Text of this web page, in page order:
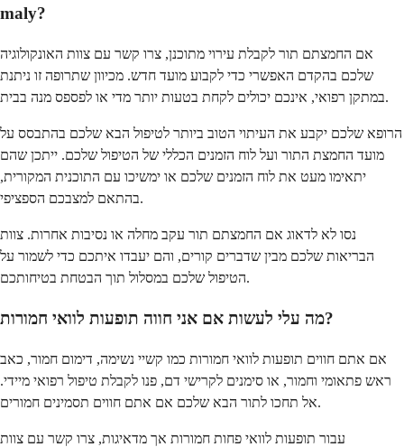
maly?
אם החמצתם תור לקבלת עירוי מתוכנן, צרו קשר עם צוות האונקולוגיה
שלכם בהקדם האפשרי כדי לקבוע מועד חדש. מכיוון שתרופה זו ניתנת
במתקן רפואי, אינכם יכולים לקחת בטעות יותר מדי או לפספס מנה בבית.
הרופא שלכם יקבע את העיתוי הטוב ביותר לטיפול הבא שלכם בהתבסס על
מועד החמצת התור ועל לוח הזמנים הכללי של הטיפול שלכם. ייתכן שהם
יתאימו מעט את לוח הזמנים שלכם או ימשיכו עם התוכנית המקורית,
בהתאם למצבכם הספציפי.
נסו לא לדאוג אם החמצתם תור עקב מחלה או נסיבות אחרות. צוות
הבריאות שלכם מבין שדברים קורים, והם יעבדו איתכם כדי לשמור על
הטיפול שלכם במסלול תוך הבטחת בטיחותכם.
מה עלי לעשות אם אני חווה תופעות לוואי חמורות?
אם אתם חווים תופעות לוואי חמורות כמו קשיי נשימה, דימום חמור, כאב
ראש פתאומי וחמור, או סימנים לקרישי דם, פנו לקבלת טיפול רפואי מיידי.
אל תחכו לתור הבא שלכם אם אתם חווים תסמינים חמורים.
עבור תופעות לוואי פחות חמורות אך מדאיגות, צרו קשר עם צוות